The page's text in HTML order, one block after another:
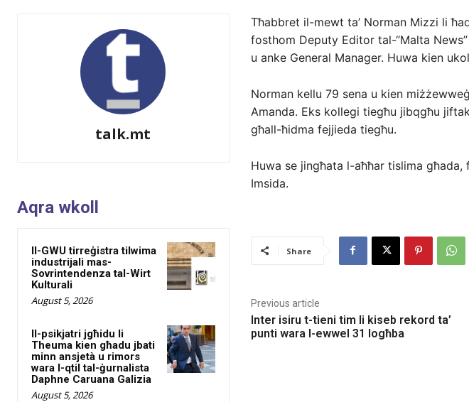
talk.mt
Aqra wkoll
Il-GWU tirreġistra tilwima
industrijali mas-
Sovrintendenza tal-Wirt
Kulturali
August 5, 2026
Il-psikjatri jgħidu li
Theuma kien għadu jbati
minn ansjetà u rimors
wara l-qtil tal-ġurnalista
Daphne Caruana Galizia
August 5, 2026
Tħabbret il-mewt ta’ Norman Mizzi li
fosthom Deputy Editor tal-“Malta
u anke General Manager. Huwa kien
Norman kellu 79 sena u kien
Amanda. Eks kollegi tiegħu jibqgħu
għall-ħidma fejjieda tiegħu.
Huwa se jingħata l-aħħar tislima
Imsida.
Share
Previous article
Inter isiru t-tieni tim li kiseb rekord ta’
punti wara l-ewwel 31 logħba